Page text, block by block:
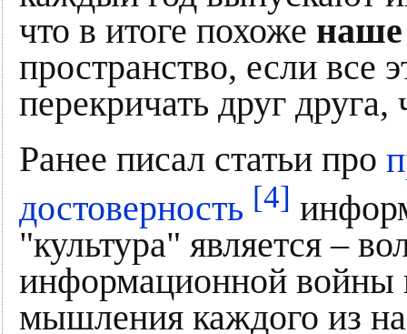
что в итоге похоже
пространство, если все
перекричать друг
Ранее писал статьи про
достоверность [4]
"культура" является –
информационной войны
мышления каждого из